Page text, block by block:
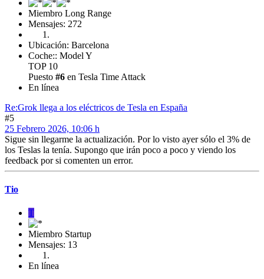
Miembro Long Range
Mensajes: 272
Ubicación: Barcelona
Coche:: Model Y
TOP 10
Puesto #6 en Tesla Time Attack
En línea
Re:Grok llega a los eléctricos de Tesla en España
#5
25 Febrero 2026, 10:06 h
Sigue sin llegarme la actualización. Por lo visto ayer sólo el 3% de
los Teslas la tenía. Supongo que irán poco a poco y viendo los
feedback por si comenten un error.
Tio
T
Miembro Startup
Mensajes: 13
En línea